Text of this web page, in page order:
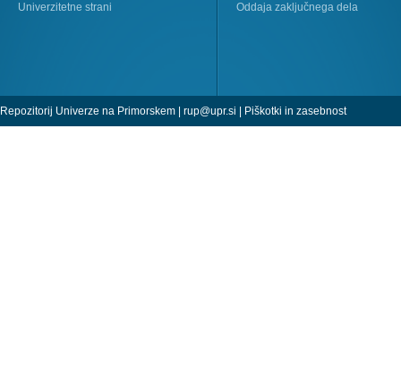
Univerzitetne strani Oddaja zaključnega dela
Repozitorij Univerze na Primorskem | rup@upr.si | Piškotki in zasebnost